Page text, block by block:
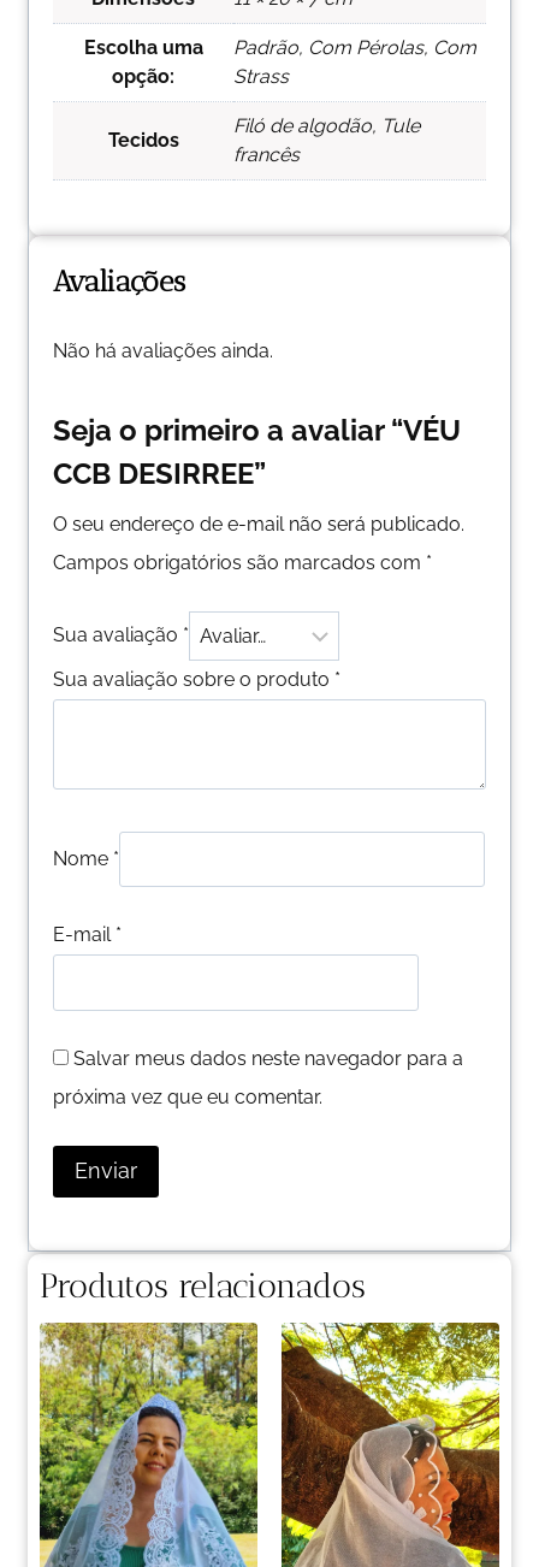
Escolha uma
opção:
Padrão, Com Pérolas, Com
Strass
Tecidos
Filó de algodão, Tule
francês
Avaliações
Não há avaliações ainda.
Seja o primeiro a avaliar “VÉU
CCB DESIRREE”
O seu endereço de e-mail não será publicado.
Campos obrigatórios são marcados com *
Sua avaliação *
Sua avaliação sobre o produto *
Nome *
E-mail *
Salvar meus dados neste navegador para a
próxima vez que eu comentar.
Produtos relacionados